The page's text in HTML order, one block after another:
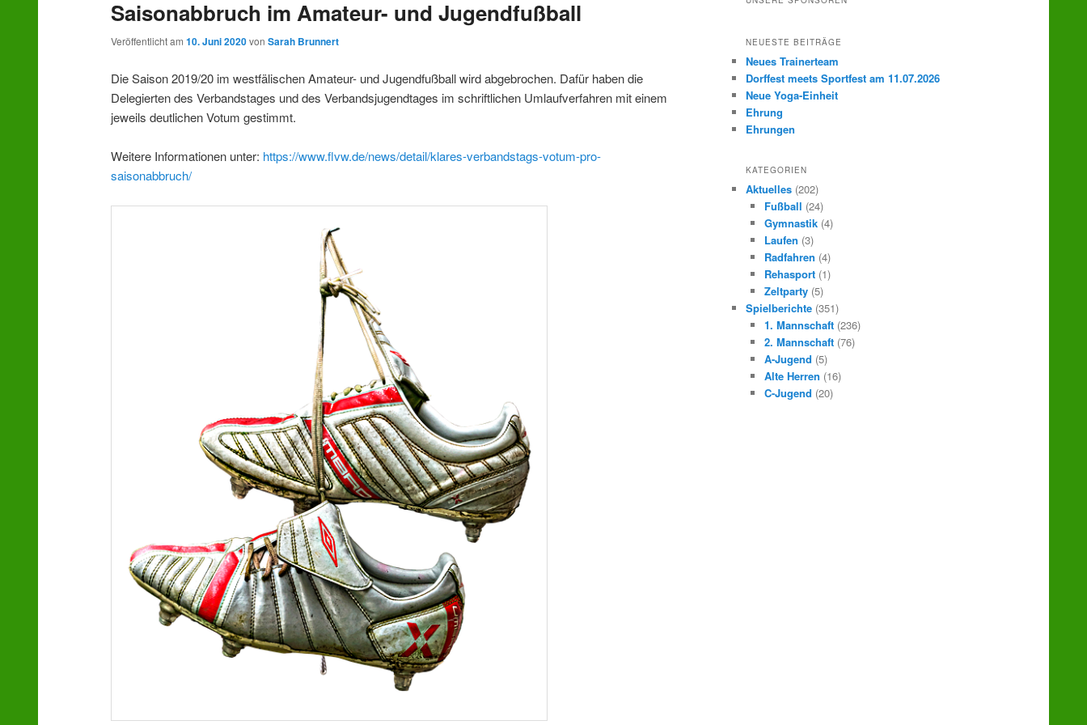
wechseln
Saisonabbruch im Amateur- und Jugendfußball
Veröffentlicht am10. Juni 2020vonSarah Brunnert
Die Saison 2019/20 im westfälischen Amateur- und Jugendfußball wird abgebrochen. Dafür haben die
Delegierten des Verbandstages und des Verbandsjugendtages im schriftlichen Umlaufverfahren mit einem
jeweils deutlichen Votum gestimmt.
Weitere Informationen unter: https://www.flvw.de/news/detail/klares-verbandstags-votum-pro-
saisonabbruch/
NEUESTE BEITRÄGE
Neues Trainerteam
Dorffest meets Sportfest am 11.07.2026
Neue Yoga-Einheit
Ehrung
Ehrungen
KATEGORIEN
Aktuelles (202)
Fußball (24)
Gymnastik(4)
Laufen (3)
Radfahren (4)
Rehasport(1)
Zeltparty(5)
Spielberichte (351)
1. Mannschaft(236)
2. Mannschaft(76)
A-Jugend (5)
Alte Herren (16)
C-Jugend (20)